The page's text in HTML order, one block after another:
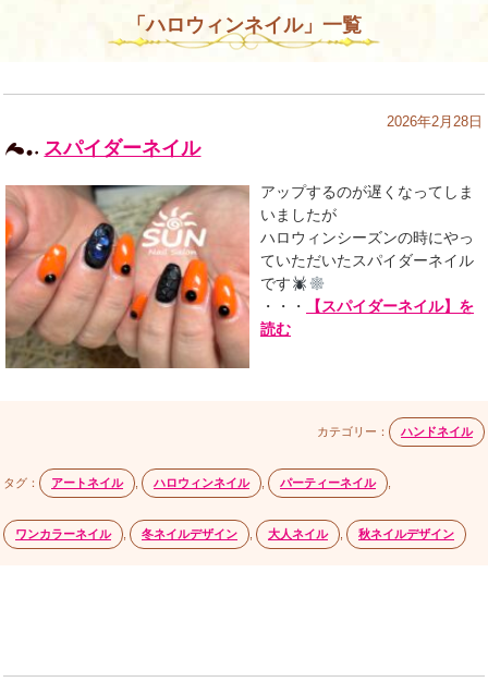
「ハロウィンネイル」一覧
2026年2月28日
スパイダーネイル
アップするのが遅くなってしま
いましたが
ハロウィンシーズンの時にやっ
ていただいたスパイダーネイル
です
・・・
【スパイダーネイル】を
読む
カテゴリー： ハンドネイル
タグ： アートネイル ハロウィンネイル パーティーネイル
ワンカラーネイル 冬ネイルデザイン 大人ネイル 秋ネイルデザイン